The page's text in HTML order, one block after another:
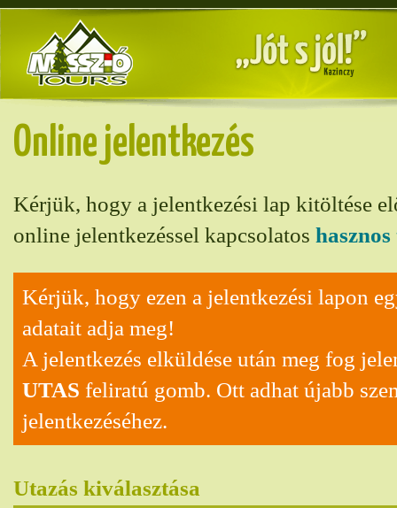
Online jelentkezés
Kérjük, hogy a jelentkezési lap kitöltése
online jelentkezéssel kapcsolatos
Kérjük, hogy ezen a jelentkezési lapon
adatait adja meg!
A jelentkezés elküldése után meg fog
UTAS feliratú gomb. Ott adhat újabb
jelentkezéséhez.
Utazás kiválasztása